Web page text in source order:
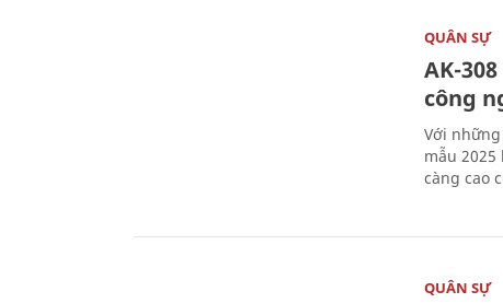
QUÂN SỰ
AK-
công
Với
mẫu
càng cao
QUÂN SỰ